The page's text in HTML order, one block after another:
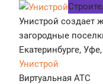
Унистрой создает
загородные
Екатеринбурге,
Унистрой
Виртуальная АТС